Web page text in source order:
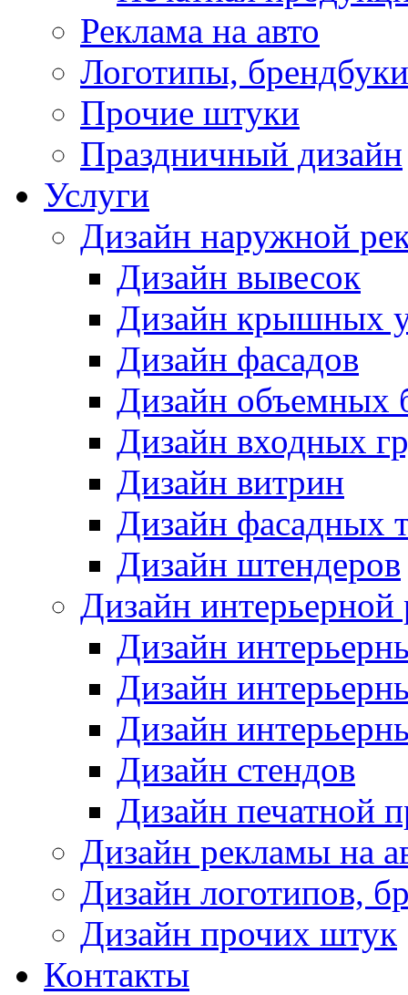
Реклама на авто
Логотипы, брендбуки
Прочие штуки
Праздничный дизайн
Услуги
Дизайн наружной
Дизайн вывесок
Дизайн крышных
Дизайн фасадов
Дизайн объемных
Дизайн входных
Дизайн витрин
Дизайн фасадных
Дизайн штендеров
Дизайн интерьерной
Дизайн
Дизайн
Дизайн
Дизайн стендов
Дизайн печатной
Дизайн рекламы на
Дизайн логотипов,
Дизайн прочих штук
Контакты